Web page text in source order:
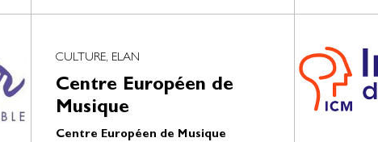
CULTURE, ELAN
Centre Européen de
Musique
Centre Européen de Musique